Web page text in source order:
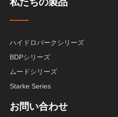
ハイドロパークシリーズ
BDPシリーズ
ムードシリーズ
Starke Series
お問い合わせ